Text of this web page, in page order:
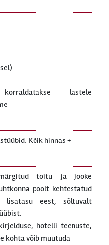
lastele
Kõik hinnas +
toitu ja jooke
poolt kehtestatud
lisatasu eest, sõltuvalt
hotelli teenuste,
kohta võib muutuda